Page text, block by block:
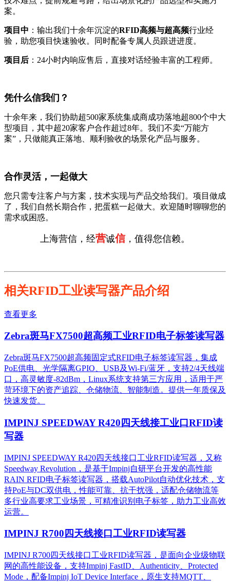
案。
项目中 ：输出我们十余年沉淀的RFID高频与超高频行业经
验，助您项目快速验收。同时配备专属人员跟进进度。
项目后 ：24小时内响应售后，直接对话经验丰富的工程师。
凭什么信我们？
十余年来，我们协助超500家系统集成商成功落地超800个中大
型项目，其中超20家客户合作超过8年。我们不卖“万能方
案”，只做能真正落地、顺利验收的场景化产品与服务。
合作灵活，一起做大
您只需专注客户与方案，技术实现与产品交给我们。项目做成
了，我们自然长期合作，把蛋糕一起做大。欢迎随时聊聊您的
需求或困惑。
上海营信，经营诚信，值得您信赖。
相关RFID工业读写器产品介绍
查看更多
Zebra斑马FX7500超高频工业RFID电子标签读写器
Zebra斑马FX7500超高频固定式RFID电子标签读写器，集成
PoE供电、光学隔离GPIO、USB及Wi-Fi/蓝牙，支持2/4天线端
口，高灵敏度-82dBm，Linux系统支持第三方应用，适用于严
苛环境下的资产追踪、仓储物流、智能制造。提供一年质保及
快速发货。
IMPINJ SPEEDWAY R420四天线接工业口RFID读
写器
IMPINJ SPEEDWAY R420四天线接口工业RFID读写器，又称
Speedway Revolution，是基于Impinj自研平台开发的高性能
RAIN RFID电子标签读写器，搭载AutoPilot自动优化技术，支
持PoE与DC双供电，性能可靠、抗干扰强，适配仓储物流等
多行业高要求工业场景，可精准识别电子标签，助力工业高效
运营。​
IMPINJ R700四天线接口工业RFID读写器
IMPINJ R700四天线接口工业RFID读写器，是面向企业级物联
网的高性能设备，支持Impinj FastID、Authenticity、Protected
Mode，配备Impinj IoT Device Interface，原生支持MQTT、